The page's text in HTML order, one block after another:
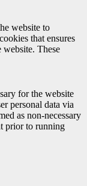
website to
that ensures
website. These
for the website
personal data via
as non-necessary
prior to running